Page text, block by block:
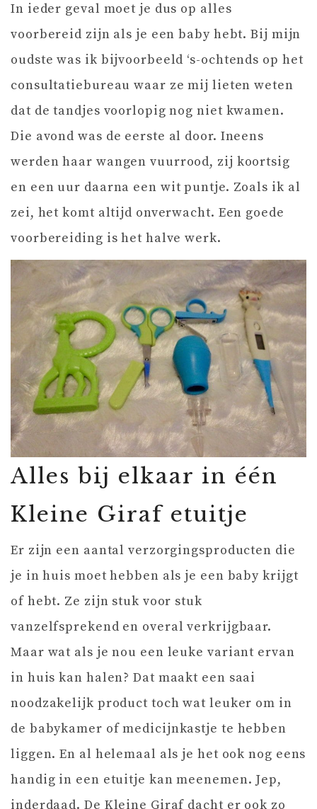
In ieder geval moet je dus op alles
voorbereid zijn als je een baby hebt. Bij mijn
oudste was ik bijvoorbeeld ‘s-ochtends op het
consultatiebureau waar ze mij lieten weten
dat de tandjes voorlopig nog niet kwamen.
Die avond was de eerste al door. Ineens
werden haar wangen vuurrood, zij koortsig
en een uur daarna een wit puntje. Zoals ik al
zei, het komt altijd onverwacht. Een goede
voorbereiding is het halve werk.
Alles bij elkaar in één
Kleine Giraf etuitje
Er zijn een aantal verzorgingsproducten die
je in huis moet hebben als je een baby krijgt
of hebt. Ze zijn stuk voor stuk
vanzelfsprekend en overal verkrijgbaar.
Maar wat als je nou een leuke variant ervan
in huis kan halen? Dat maakt een saai
noodzakelijk product toch wat leuker om in
de babykamer of medicijnkastje te hebben
liggen. En al helemaal als je het ook nog eens
handig in een etuitje kan meenemen. Jep,
inderdaad. De Kleine Giraf dacht er ook zo